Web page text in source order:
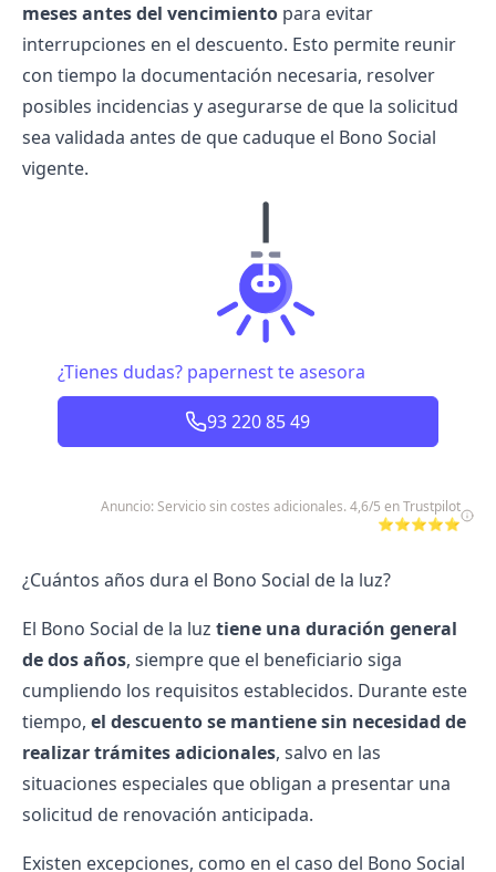
meses antes del vencimiento para evitar
interrupciones en el descuento. Esto permite reunir
con tiempo la documentación necesaria, resolver
posibles incidencias y asegurarse de que la solicitud
sea validada antes de que caduque el Bono Social
vigente.
¿Tienes dudas? papernest te asesora
93 220 85 49
Anuncio: Servicio sin costes adicionales. 4,6/5 en Trustpilot
⭐⭐⭐⭐⭐
¿Cuántos años dura el Bono Social de la luz?
El Bono Social de la luz tiene una duración general
de dos años, siempre que el beneficiario siga
cumpliendo los requisitos establecidos. Durante este
tiempo, el descuento se mantiene sin necesidad de
realizar trámites adicionales, salvo en las
situaciones especiales que obligan a presentar una
solicitud de renovación anticipada.
Existen excepciones, como en el caso del Bono Social